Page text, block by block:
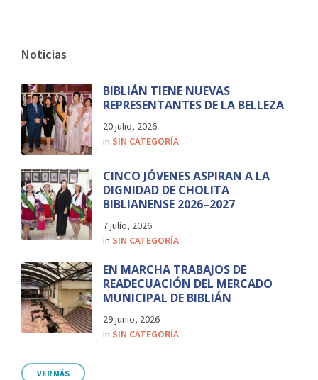
Noticias
BIBLIÁN TIENE NUEVAS
REPRESENTANTES DE LA BELLEZA
20 julio, 2026
in SIN CATEGORÍA
CINCO JÓVENES ASPIRAN A LA
DIGNIDAD DE CHOLITA
BIBLIANENSE 2026–2027
7 julio, 2026
in SIN CATEGORÍA
EN MARCHA TRABAJOS DE
READECUACIÓN DEL MERCADO
MUNICIPAL DE BIBLIÁN
29 junio, 2026
in SIN CATEGORÍA
VER MÁS